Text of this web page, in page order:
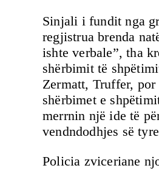
Sinjali i fundit nga
regjistrua brenda
ishte verbale”, tha
shërbimit të
Zermatt, Truffer,
shërbimet e
merrnin një ide të
vendndodhjes së
Policia zviceriane